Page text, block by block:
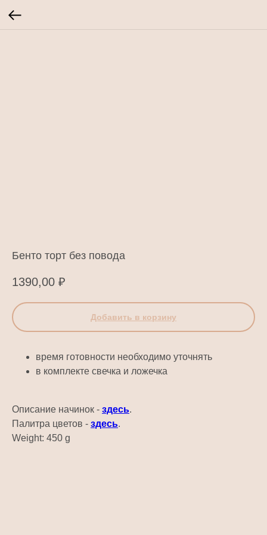
Бенто торт без повода
1390,00 ₽
Добавить в корзину
время готовности необходимо уточнять
в комплекте свечка и ложечка
Описание начинок - здесь.
Палитра цветов - здесь.
Weight: 450 g